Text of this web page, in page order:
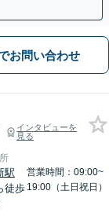
お問い合わせ
インタビューを
見る
駅
徒歩
営業時間：09:00~
19:00（土日祝日）